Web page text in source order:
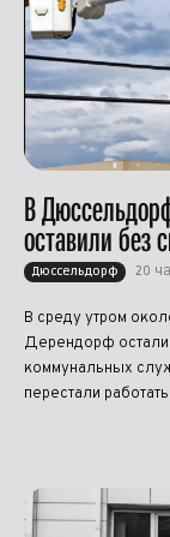
В
оставили без
Дюссельдорф 20
В среду утром
Дерендорф
коммунальных
перестали